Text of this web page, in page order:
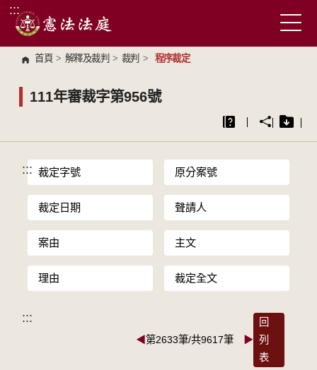
跳到主要內容區塊
:::
首頁 > 解釋及裁判 > 裁判 > 程序裁定
111年審裁字第956號
::: 裁定字號 原分案號
裁定日期 聲請人
案由 主文
理由 裁定全文
:::
◀第2633筆/共9617筆 ▶
回
列
表